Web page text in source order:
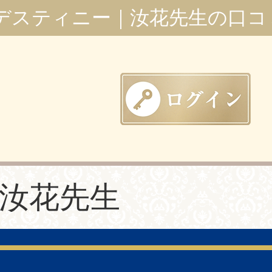
スティニー｜汝花先生の口
花先生